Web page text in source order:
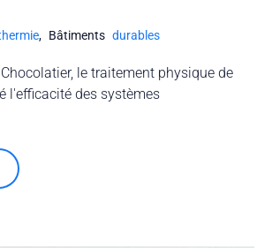
, Bâtiments durables
le traitement physique de
l'efficacité des systèmes